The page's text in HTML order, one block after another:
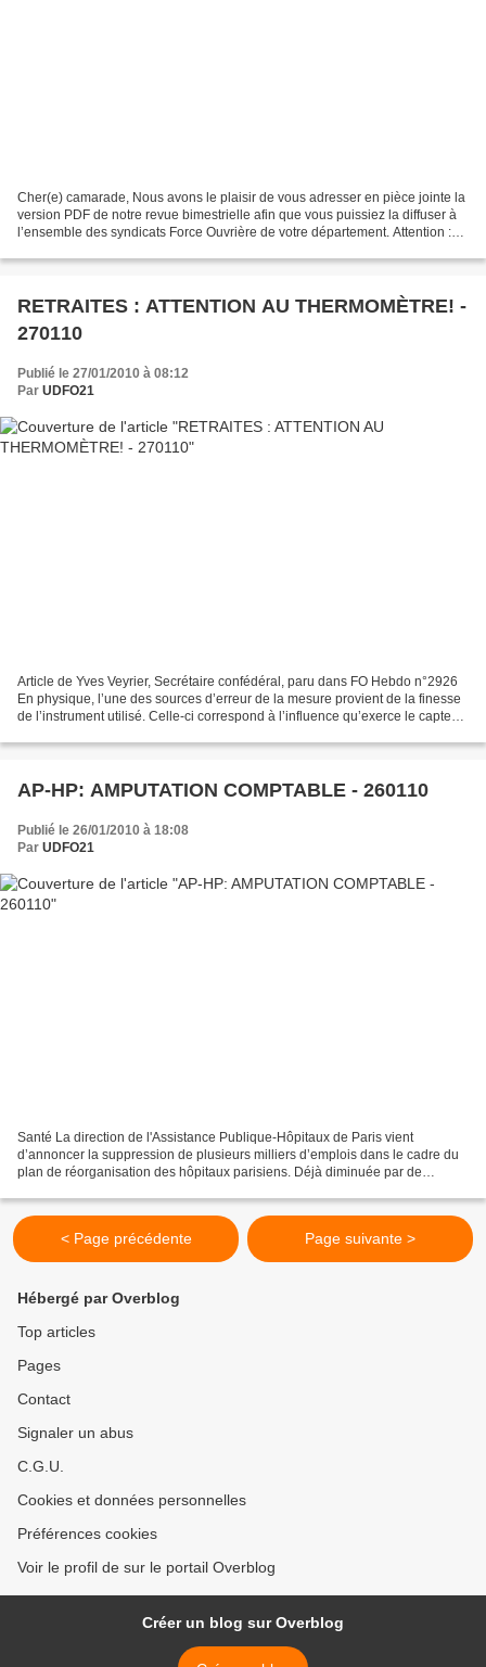
Cher(e) camarade, Nous avons le plaisir de vous adresser en pièce jointe la
version PDF de notre revue bimestrielle afin que vous puissiez la diffuser à
l’ensemble des syndicats Force Ouvrière de votre département. Attention :
RETRAITES : ATTENTION AU THERMOMÈTRE! -
270110
Publié le 27/01/2010 à 08:12
Par UDFO21
Article de Yves Veyrier, Secrétaire confédéral, paru dans FO Hebdo n°2926
En physique, l’une des sources d’erreur de la mesure provient de la finesse
de l’instrument utilisé. Celle-ci correspond à l’influence qu’exerce le capteur
AP-HP: AMPUTATION COMPTABLE - 260110
Publié le 26/01/2010 à 18:08
Par UDFO21
Santé La direction de l'Assistance Publique-Hôpitaux de Paris vient
d’annoncer la suppression de plusieurs milliers d’emplois dans le cadre du
plan de réorganisation des hôpitaux parisiens. Déjà diminuée par de
< Page précédente Page suivante >
Hébergé par Overblog
Top articles
Pages
Contact
Signaler un abus
C.G.U.
Cookies et données personnelles
Préférences cookies
Voir le profil de sur le portail Overblog
Créer un blog sur Overblog